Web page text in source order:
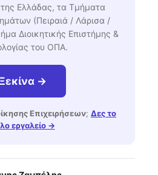
Ελλάδας, τα Τμήματα
(Πειραιά / Λάρισα /
Διοικητικής Επιστήμης &
του ΟΠΑ.
Ξεκίνα →
Επιχειρήσεων; Δες το
εργαλείο →